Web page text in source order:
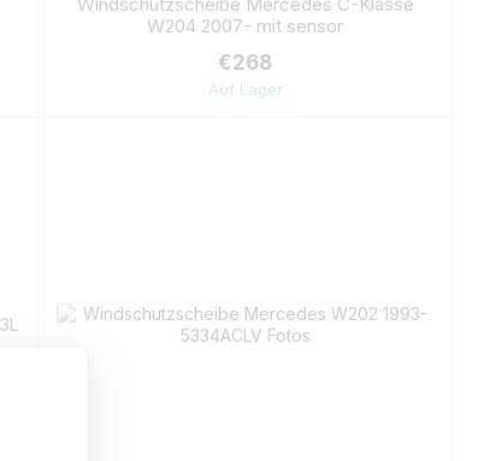
W204 2007- mit sensor
€268
Auf Lager